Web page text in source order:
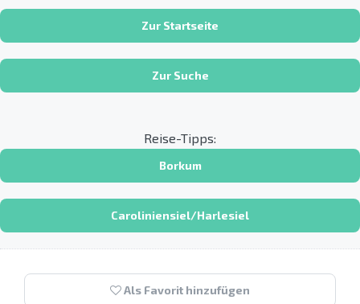
Zur Startseite
Zur Suche
Reise-Tipps:
Borkum
Caroliniensiel/Harlesiel
Als Favorit hinzufügen